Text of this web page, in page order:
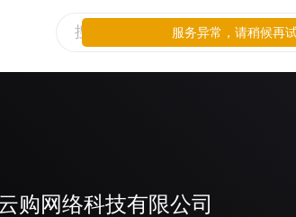
购网络科技有限公司
服务异常，请稍候再